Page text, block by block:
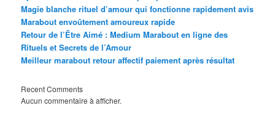
Magie blanche rituel d’amour qui fonctionne rapidement avis
Marabout envoûtement amoureux rapide
Retour de l’Être Aimé : Medium Marabout en ligne des
Rituels et Secrets de l’Amour
Meilleur marabout retour affectif paiement après résultat
Recent Comments
Aucun commentaire à afficher.